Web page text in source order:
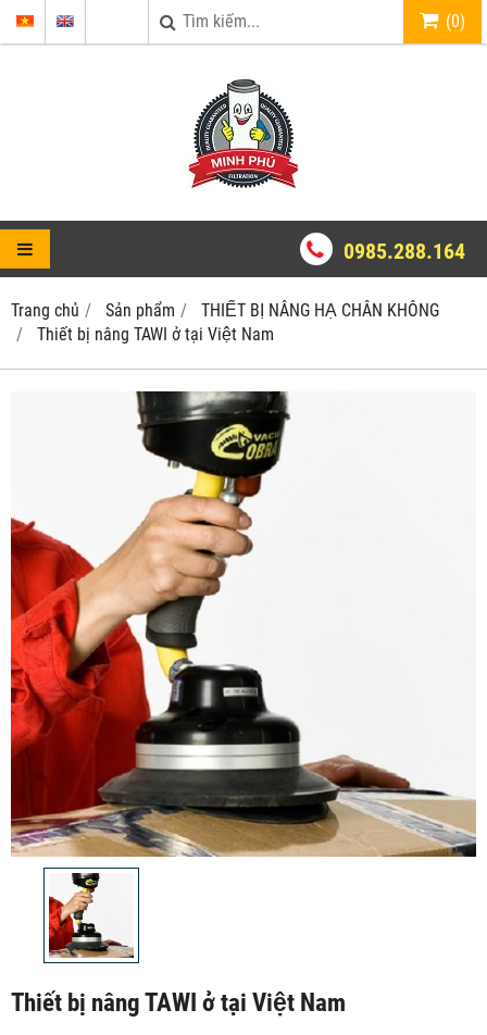
(0)
0985.288.164
Trang chủ Sản phẩm
THIẾT BỊ NÂNG HẠ CHÂN KHÔNG
Thiết bị nâng TAWI ở tại Việt Nam
Thiết bị nâng TAWI ở tại Việt Nam